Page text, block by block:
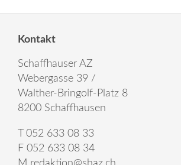
Kontakt
Schaffhauser AZ
Webergasse 39 /
Walther-Bringolf-Platz 8
8200 Schaffhausen
T 052 633 08 33
F 052 633 08 34